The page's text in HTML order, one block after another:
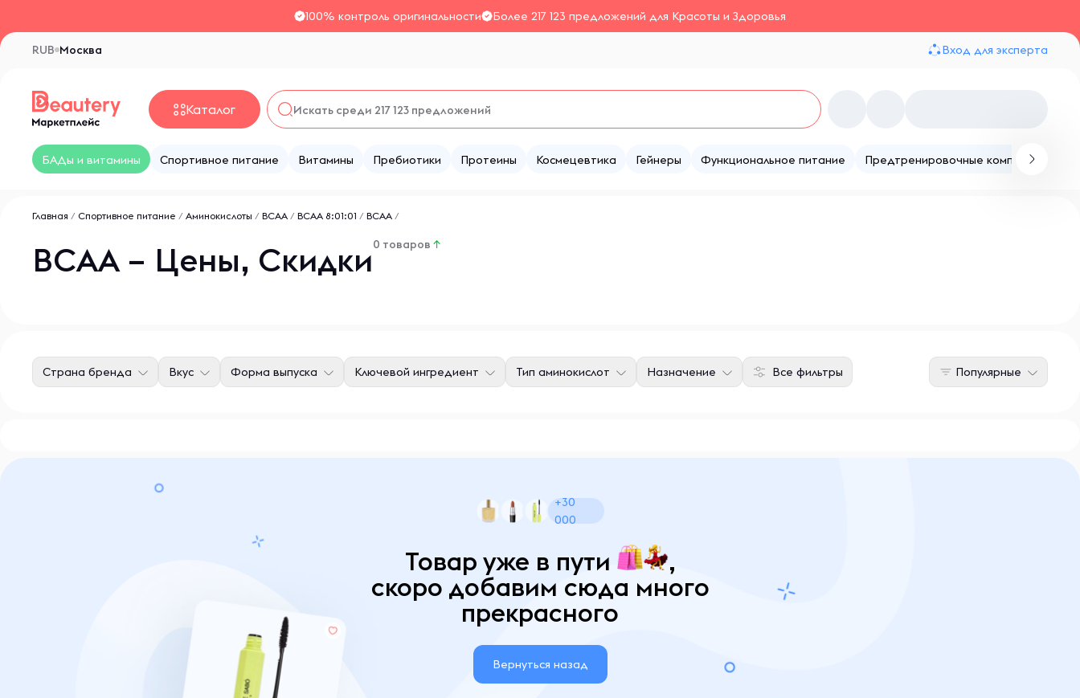
100% контроль оригинальности Более 217 123 предложений для Красоты и Здоровья
Москва
RUB Вход для эксперта
Каталог
БАДы и витамины Спортивное питание Витамины Пребиотики Протеины Космецевтика Гейнеры Функциональное питание Предтренировочные комплексы
Главная / Спортивное питание / Аминокислоты / BCAA / ВСАА 8:01:01 / BCAA /
ВСАА – Цены, Скидки0 товаров ↑
Все фильтры
Страна бренда Вкус Форма выпуска Ключевой ингредиент Тип аминокислот Назначение Популярные
+30
000
Товар уже в пути ,
скоро добавим сюда много
прекрасного
Вернуться назад